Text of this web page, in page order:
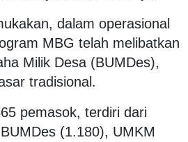
dalam operasional
MBG telah melibatkan
Milik Desa (BUMDes),
tradisional.
pemasok, terdiri dari
(1.180), UMKM